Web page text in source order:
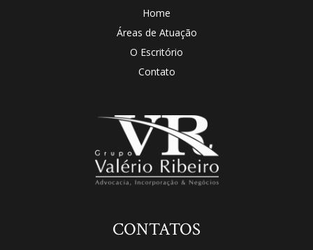
Home
Áreas de Atuação
O Escritório
Contato
CONTATOS